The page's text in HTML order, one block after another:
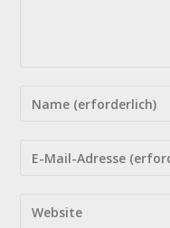
Gib
oder
zum
Gib
Mail-
Gib